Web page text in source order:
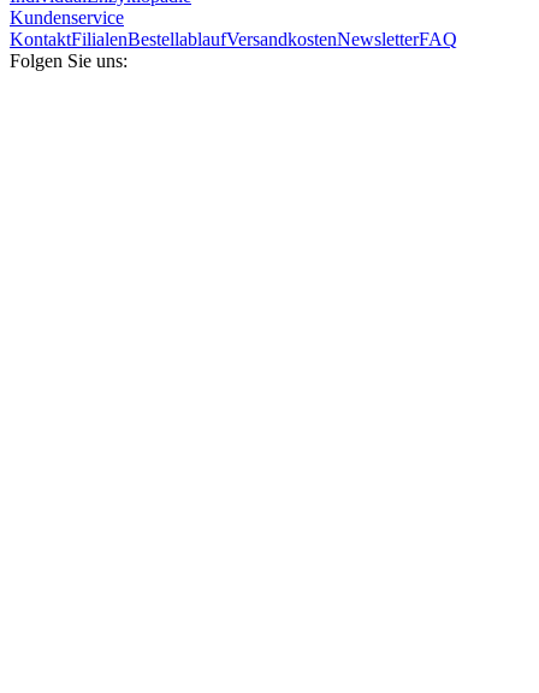
Kundenservice
KontaktFilialenBestellablaufVersandkostenNewsletterFAQ
Folgen Sie uns: